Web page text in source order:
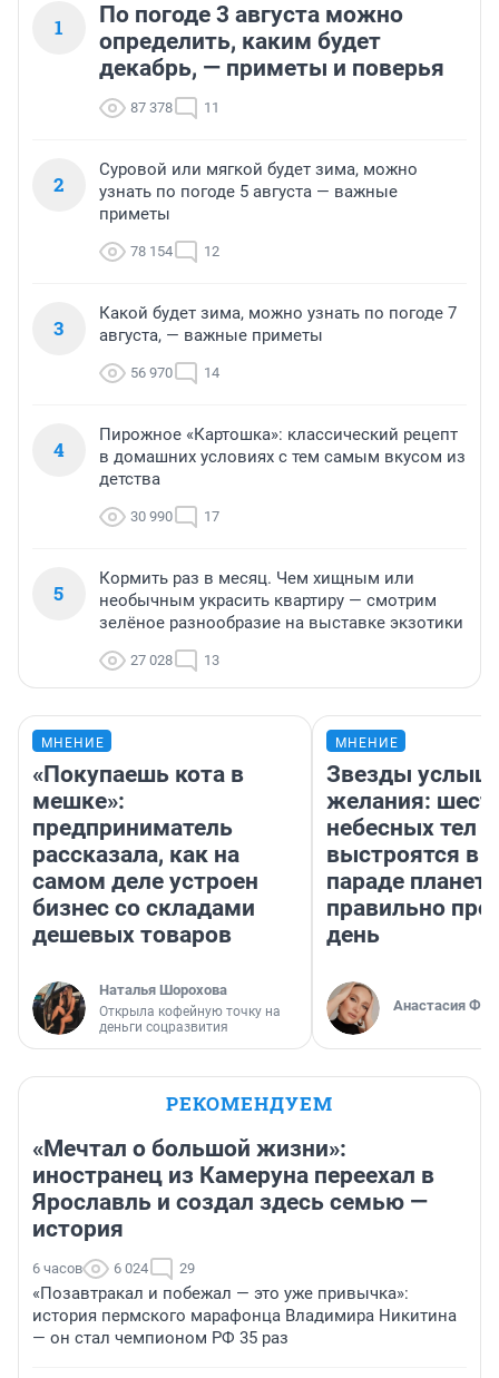
1
По погоде 3 августа можно
определить, каким будет
декабрь, — приметы и поверья
87 378 11
2
Суровой или мягкой будет зима, можно
узнать по погоде 5 августа — важные
приметы
78 154 12
3
Какой будет зима, можно узнать по погоде 7
августа, — важные приметы
56 970 14
4
Пирожное «Картошка»: классический рецепт
в домашних условиях с тем самым вкусом из
детства
30 990 17
5
Кормить раз в месяц. Чем хищным или
необычным украсить квартиру — смотрим
зелёное разнообразие на выставке экзотики
27 028 13
МНЕНИЕ
«Покупаешь кота в
мешке»:
предприниматель
рассказала, как на
самом деле устроен
бизнес со складами
дешевых товаров
Наталья Шорохова
Открыла кофейную точку на
деньги соцразвития
МНЕНИЕ
Звезды
желания:
небесных тел
выстроятся в
параде планет
правильно
день
Анастасия
РЕКОМЕНДУЕМ
«Мечтал о большой жизни»:
иностранец из Камеруна переехал в
Ярославль и создал здесь семью —
история
6 часов 6 024 29
«Позавтракал и побежал — это уже привычка»:
история пермского марафонца Владимира Никитина
— он стал чемпионом РФ 35 раз